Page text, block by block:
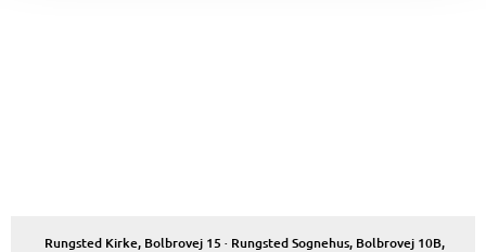
Rungsted Kirke, Bolbrovej 15 · Rungsted Sognehus, Bolbrovej 10B,